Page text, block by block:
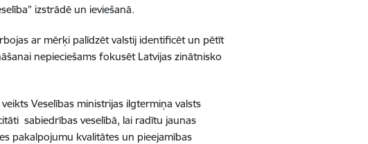
izstrādē un ieviešanā.
ar mērķi palīdzēt valstij identificēt un pētīt
nepieciešams fokusēt Latvijas zinātnisko
Veselības ministrijas ilgtermiņa valsts
sabiedrības veselībā, lai radītu jaunas
pakalpojumu kvalitātes un pieejamības